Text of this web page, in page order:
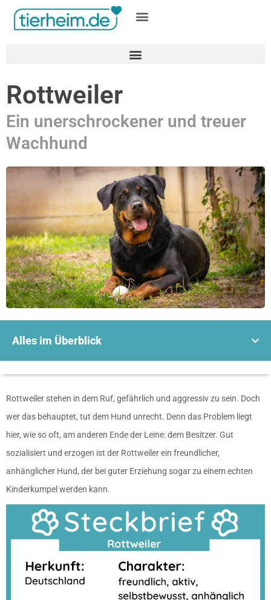
Rottweiler
Ein unerschrockener und treuer
Wachhund
Alles im Überblick
Rottweiler stehen in dem Ruf, gefährlich und aggressiv zu sein. Doch
wer das behauptet, tut dem Hund unrecht. Denn das Problem liegt
hier, wie so oft, am anderen Ende der Leine: dem Besitzer. Gut
sozialisiert und erzogen ist der Rottweiler ein freundlicher,
anhänglicher Hund, der bei guter Erziehung sogar zu einem echten
Kinderkumpel werden kann.